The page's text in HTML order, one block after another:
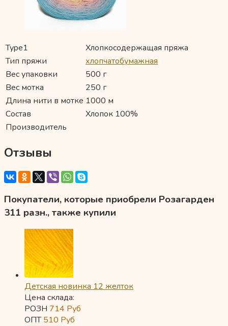
Type1
Хлопкосодержащая пряжа
Тип пряжи
хлопчатобумажная
Вес упаковки
500 г
Вес мотка
250 г
Длина нити в мотке 1000 м
Состав
Хлопок 100%
Производитель
Отзывы
Покупатели, которые приобрели Розагарден
311 разн., также купили
Детская новинка 12 желток
Цена склада:
РОЗН 714 Руб
ОПТ510 Руб